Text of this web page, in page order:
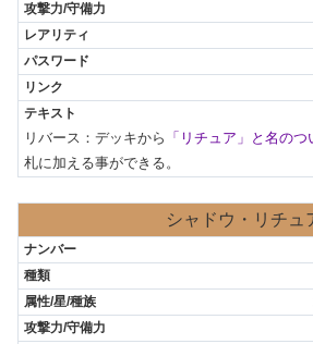
リバース：デッキから 「リチュア」と名の
札に加える事ができる。
シャドウ・リチュ